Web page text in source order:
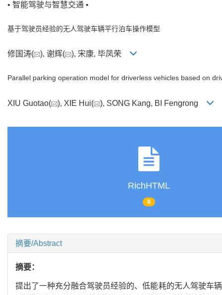
• 智能驾驶与智慧交通 •
基于驾驶员经验的无人驾驶车辆平行泊车操作模型
修国涛( ), 谢辉( ), 宋康, 毕凤荣
Parallel parking operation model for driverless vehicles based on
XIU Guotao( ), XIE Hui( ), SONG Kang, BI Fengrong
RichHTML
8
摘要/Abstract
摘要：
提出了一种充分融合驾驶员经验的、低能耗的无人驾驶车